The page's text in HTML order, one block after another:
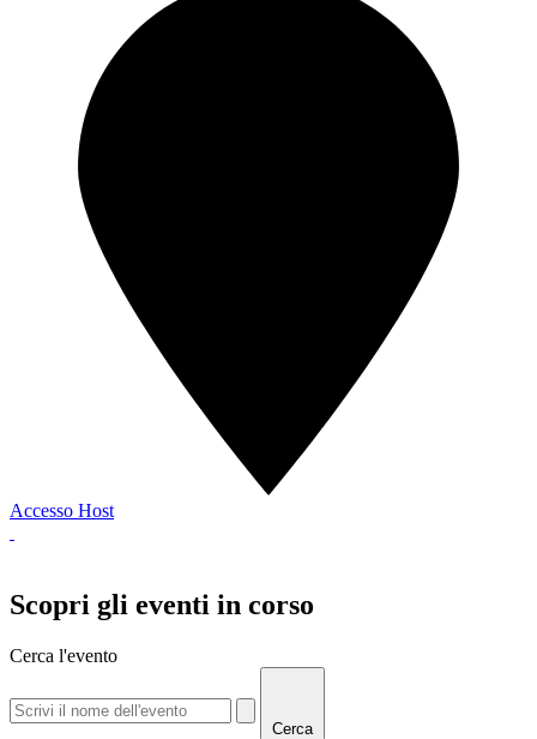
Accesso Host
Scopri gli eventi in corso
Cerca l'evento
Cerca